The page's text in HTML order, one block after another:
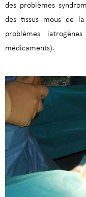
des problèmes
des tissus mous de
problèmes
médicaments).